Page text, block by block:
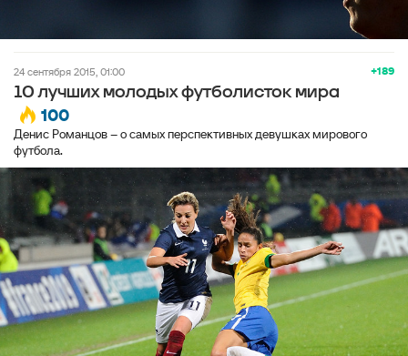
+189
24 сентября 2015, 01:00
10 лучших молодых футболисток мира
100
Денис Романцов – о самых перспективных девушках мирового
футбола.